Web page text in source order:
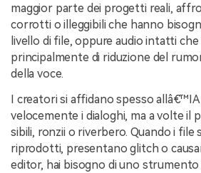
maggior parte dei progetti reali,
corrotti o illeggibili che hanno
livello di file, oppure audio intatti
principalmente di riduzione del
della voce.
I creatori si affidano spesso
velocemente i dialoghi, ma a volte il
sibili, ronzii o riverbero. Quando i file
riprodotti, presentano glitch o
editor, hai bisogno di uno